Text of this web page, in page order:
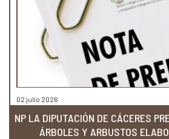
02 julio 2026
NP LA DIPUTACIÓN DE CÁCERES
ÁRBOLES Y ARBUSTOS